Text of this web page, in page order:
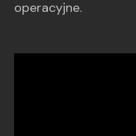
operacyjne.